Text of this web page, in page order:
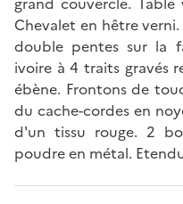
Chevalet en hêtre
double pentes sur la
ivoire à 4 traits gravés
ébène. Frontons de
du cache-cordes en
d'un tissu rouge. 2
poudre en métal.